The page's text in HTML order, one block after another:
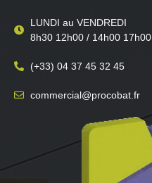
LUNDI au VENDREDI
8h30 12h00 / 14h00 17h00
(+33) 04 37 45 32 45
commercial@procobat.fr